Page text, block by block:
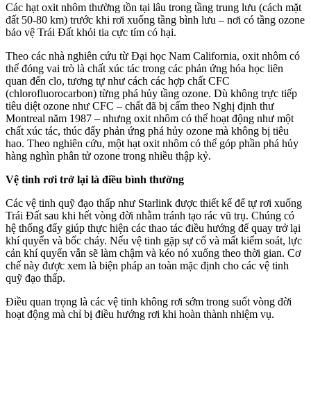
Các hạt oxit nhôm thường tồn tại lâu trong tầng trung lưu (cách mặt
đất 50-80 km) trước khi rơi xuống tầng bình lưu – nơi có tầng ozone
bảo vệ Trái Đất khỏi tia cực tím có hại.
Theo các nhà nghiên cứu từ Đại học Nam California, oxit nhôm có
thể đóng vai trò là chất xúc tác trong các phản ứng hóa học liên
quan đến clo, tương tự như cách các hợp chất CFC
(chlorofluorocarbon) từng phá hủy tầng ozone. Dù không trực tiếp
tiêu diệt ozone như CFC – chất đã bị cấm theo Nghị định thư
Montreal năm 1987 – nhưng oxit nhôm có thể hoạt động như một
chất xúc tác, thúc đẩy phản ứng phá hủy ozone mà không bị tiêu
hao. Theo nghiên cứu, một hạt oxit nhôm có thể góp phần phá hủy
hàng nghìn phân tử ozone trong nhiều thập kỷ.
Vệ tinh rơi trở lại là điều bình thường
Các vệ tinh quỹ đạo thấp như Starlink được thiết kế để tự rơi xuống
Trái Đất sau khi hết vòng đời nhằm tránh tạo rác vũ trụ. Chúng có
hệ thống đẩy giúp thực hiện các thao tác điều hướng để quay trở lại
khí quyển và bốc cháy. Nếu vệ tinh gặp sự cố và mất kiểm soát, lực
cản khí quyển vẫn sẽ làm chậm và kéo nó xuống theo thời gian. Cơ
chế này được xem là biện pháp an toàn mặc định cho các vệ tinh
quỹ đạo thấp.
Điều quan trọng là các vệ tinh không rơi sớm trong suốt vòng đời
hoạt động mà chỉ bị điều hướng rơi khi hoàn thành nhiệm vụ.